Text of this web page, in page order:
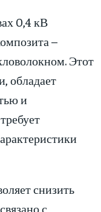
0,4 кВ
–
Этот
обладает
и
снизить
с